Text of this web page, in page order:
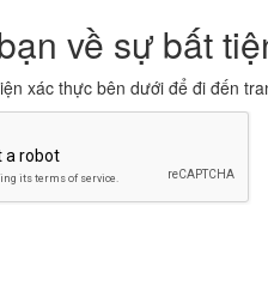
về sự bất
xác thực bên dưới để đi đến